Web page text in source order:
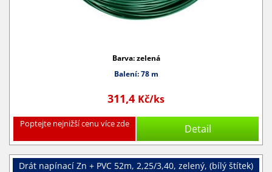
Barva: zelená
Balení: 78 m
311,4 Kč/ks
Poptejte nejnižší cenu více zde Detail
Drát napínací Zn + PVC 52m, 2,25/3,40, zelený, (bílý štítek)